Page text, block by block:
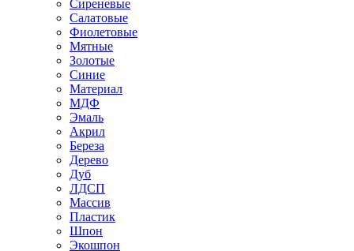
Сиреневые
Салатовые
Фиолетовые
Мятные
Золотые
Синие
Материал
МДФ
Эмаль
Акрил
Береза
Дерево
Дуб
ЛДСП
Массив
Пластик
Шпон
Экошпон